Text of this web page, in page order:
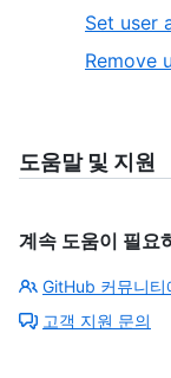
Set user
Remove
도움말 및 지원
계속 도움이 필요
GitHub 커뮤니티
고객 지원 문의